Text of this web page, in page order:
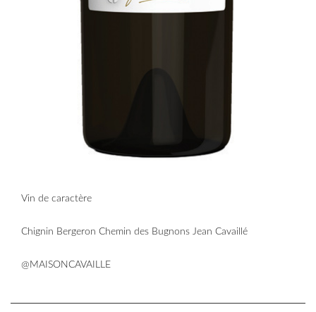
Vin de caractère
Chignin Bergeron Chemin des Bugnons Jean Cavaillé
@MAISONCAVAILLE